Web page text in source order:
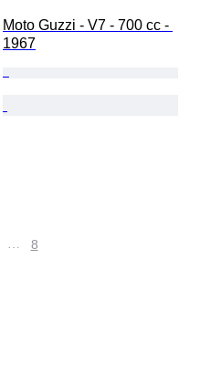
Moto Guzzi - V7 - 700 cc -
1967
… 8